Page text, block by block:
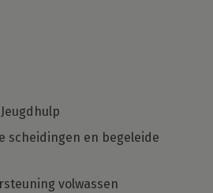
scheidingen en begeleide
volwassen